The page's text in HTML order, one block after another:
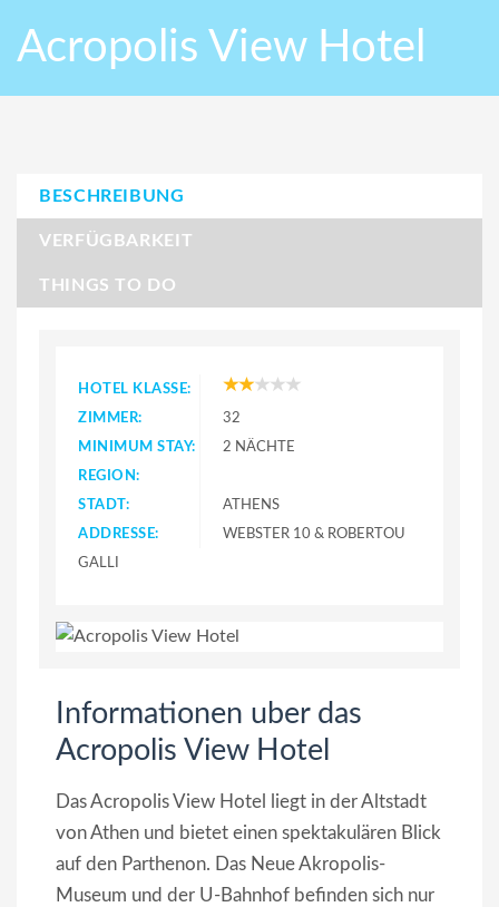
Acropolis View Hotel
BESCHREIBUNG
VERFÜGBARKEIT
THINGS TO DO
HOTEL KLASSE:
ZIMMER:
32
MINIMUM STAY:
2 NÄCHTE
REGION:
STADT:
ATHENS
ADDRESSE:
WEBSTER 10 & ROBERTOU
GALLI
Informationen uber das
Acropolis View Hotel
Das Acropolis View Hotel liegt in der Altstadt
von Athen und bietet einen spektakulären Blick
auf den Parthenon. Das Neue Akropolis-
Museum und der U-Bahnhof befinden sich nur